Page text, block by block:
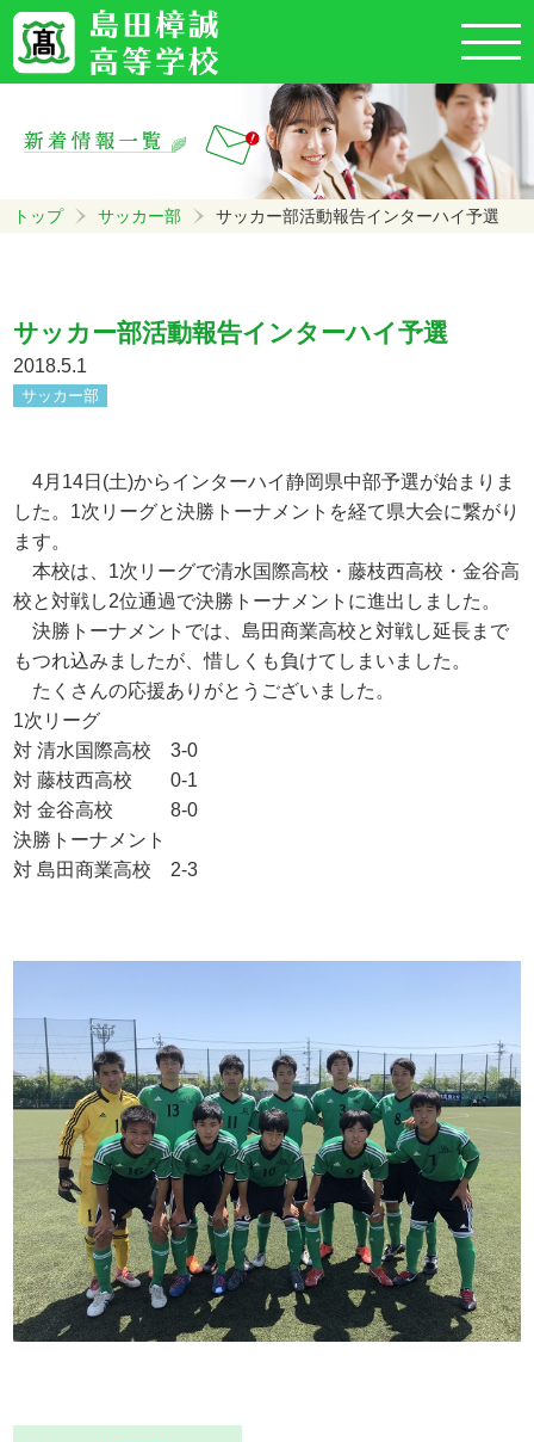
トップ サッカー部 サッカー部活動報告インターハイ予選
サッカー部活動報告インターハイ予選
2018.5.1
サッカー部
4月14日(土)からインターハイ静岡県中部予選が始まりま
した。1次リーグと決勝トーナメントを経て県大会に繋がり
ます。
本校は、1次リーグで清水国際高校・藤枝西高校・金谷高
校と対戦し2位通過で決勝トーナメントに進出しました。
決勝トーナメントでは、島田商業高校と対戦し延長まで
もつれ込みましたが、惜しくも負けてしまいました。
たくさんの応援ありがとうございました。
1次リーグ
対 清水国際高校 3-0
対 藤枝西高校 0-1
対 金谷高校 8-0
決勝トーナメント
対 島田商業高校 2-3